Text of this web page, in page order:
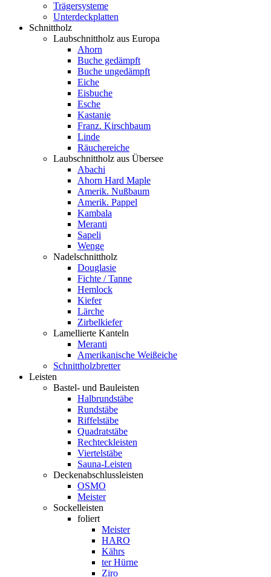
Trägersysteme
Unterdeckplatten
Schnittholz
Laubschnittholz aus Europa
Ahorn
Buche gedämpft
Buche ungedämpft
Eiche
Eisbuche
Esche
Kastanie
Franz. Kirschbaum
Linde
Räuchereiche
Laubschnittholz aus Übersee
Abachi
Ahorn Hard Maple
Amerik. Nußbaum
Amerik. Pappel
Kambala
Meranti
Sapeli
Wenge
Nadelschnittholz
Douglasie
Fichte / Tanne
Hemlock
Kiefer
Lärche
Zirbelkiefer
Lamellierte Kanteln
Meranti
Amerikanische Weißeiche
Schnittholzbretter
Leisten
Bastel- und Bauleisten
Halbrundstäbe
Rundstäbe
Riffelstäbe
Quadratstäbe
Rechteckleisten
Viertelstäbe
Sauna-Leisten
Deckenabschlussleisten
OSMO
Meister
Sockelleisten
foliert
Meister
HARO
Kährs
ter Hürne
Ziro